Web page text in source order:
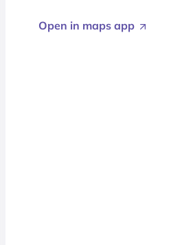
Open in maps app